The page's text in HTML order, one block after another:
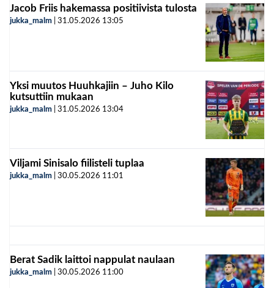
Jacob Friis hakemassa positiivista tulosta
jukka_malm 31.05.2026 13:05
Yksi muutos Huuhkajiin – Juho Kilo
kutsuttiin mukaan
jukka_malm 31.05.2026 13:04
Viljami Sinisalo fiilisteli tuplaa
jukka_malm 30.05.2026 11:01
Berat Sadik laittoi nappulat naulaan
jukka_malm 30.05.2026 11:00